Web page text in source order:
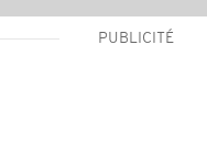
PUBLICITÉ